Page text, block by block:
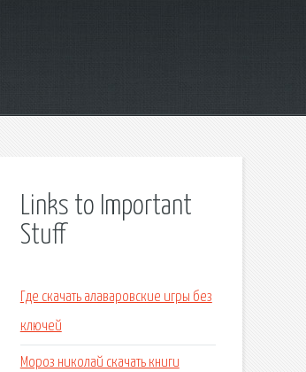
Links to Important
Stuff
Где скачать алаваровские игры без
ключей
Мороз николай скачать книги